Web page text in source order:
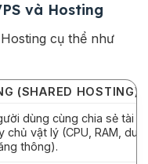
và Hosting
cụ thể như
(SHARED HOSTING)
dùng cùng chia sẻ tài
chủ vật lý (CPU, RAM,
thông).